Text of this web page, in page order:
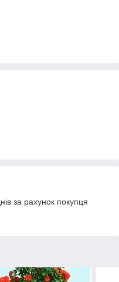
за рахунок покупця